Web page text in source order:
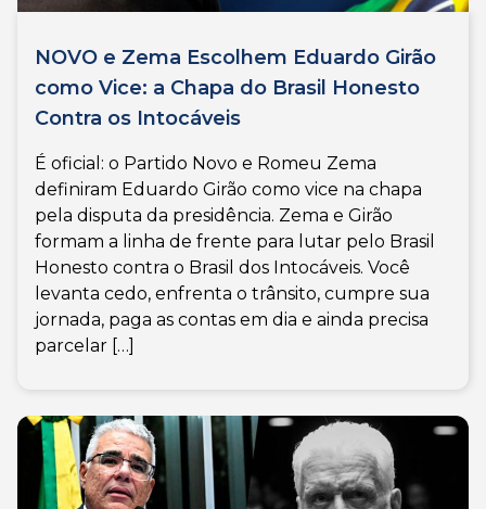
NOVO e Zema Escolhem Eduardo Girão
como Vice: a Chapa do Brasil Honesto
Contra os Intocáveis
É oficial: o Partido Novo e Romeu Zema
definiram Eduardo Girão como vice na chapa
pela disputa da presidência. Zema e Girão
formam a linha de frente para lutar pelo Brasil
Honesto contra o Brasil dos Intocáveis. Você
levanta cedo, enfrenta o trânsito, cumpre sua
jornada, paga as contas em dia e ainda precisa
parcelar […]